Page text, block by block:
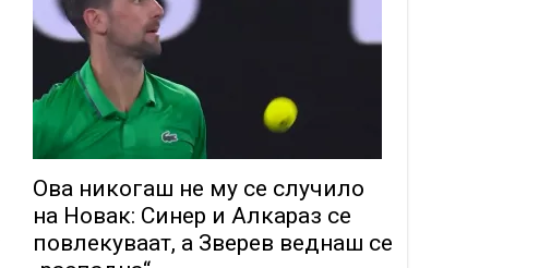
Ова никогаш не му се случило
на Новак: Синер и Алкараз се
повлекуваат, а Зверев веднаш се